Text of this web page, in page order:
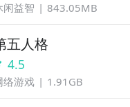
闲益智 843.05MB
五人格
4.5
络游戏 1.91GB